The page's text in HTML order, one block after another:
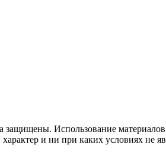
Использование материалов
и ни при каких условиях не